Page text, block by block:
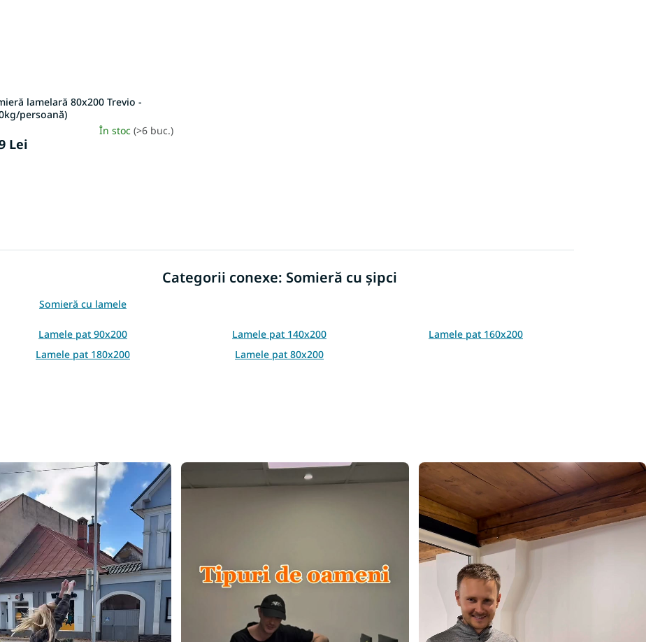
lamelară 80x200 Trevio -
persoană)
În stoc(>6 buc.)
Lei
t
o
l
s
Categorii conexe: Somieră cu șipci
Somieră cu lamele
Lamele pat 90x200 Lamele pat 140x200
Lamele pat 160x200
Lamele pat 180x200
Lamele pat 80x200